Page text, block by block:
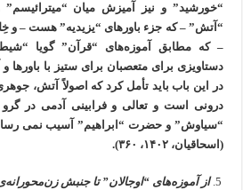
“خورشید” و نیز آمیزش میان
“آتش” – که جزء باورهای “یزیدیه” هست – و
– که مطابق آموزه‌های “قرآن” گویا
دستاویزی برای متعصبان برای ستیز با
در این باب باید تأمل کرد که اصولاً آتش،
درونی است و تعالی و فرابینی آدمی در
“سیاوش” و حضرت “ابراهیم” آسیب نمی
(اسحاقیان، ۱۴۰۲، ۳۶۰).
از آموزه‌های “اوجالان” تا جنبش